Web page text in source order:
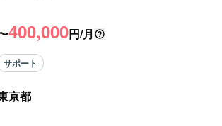
400,000円/月
サポート
京都